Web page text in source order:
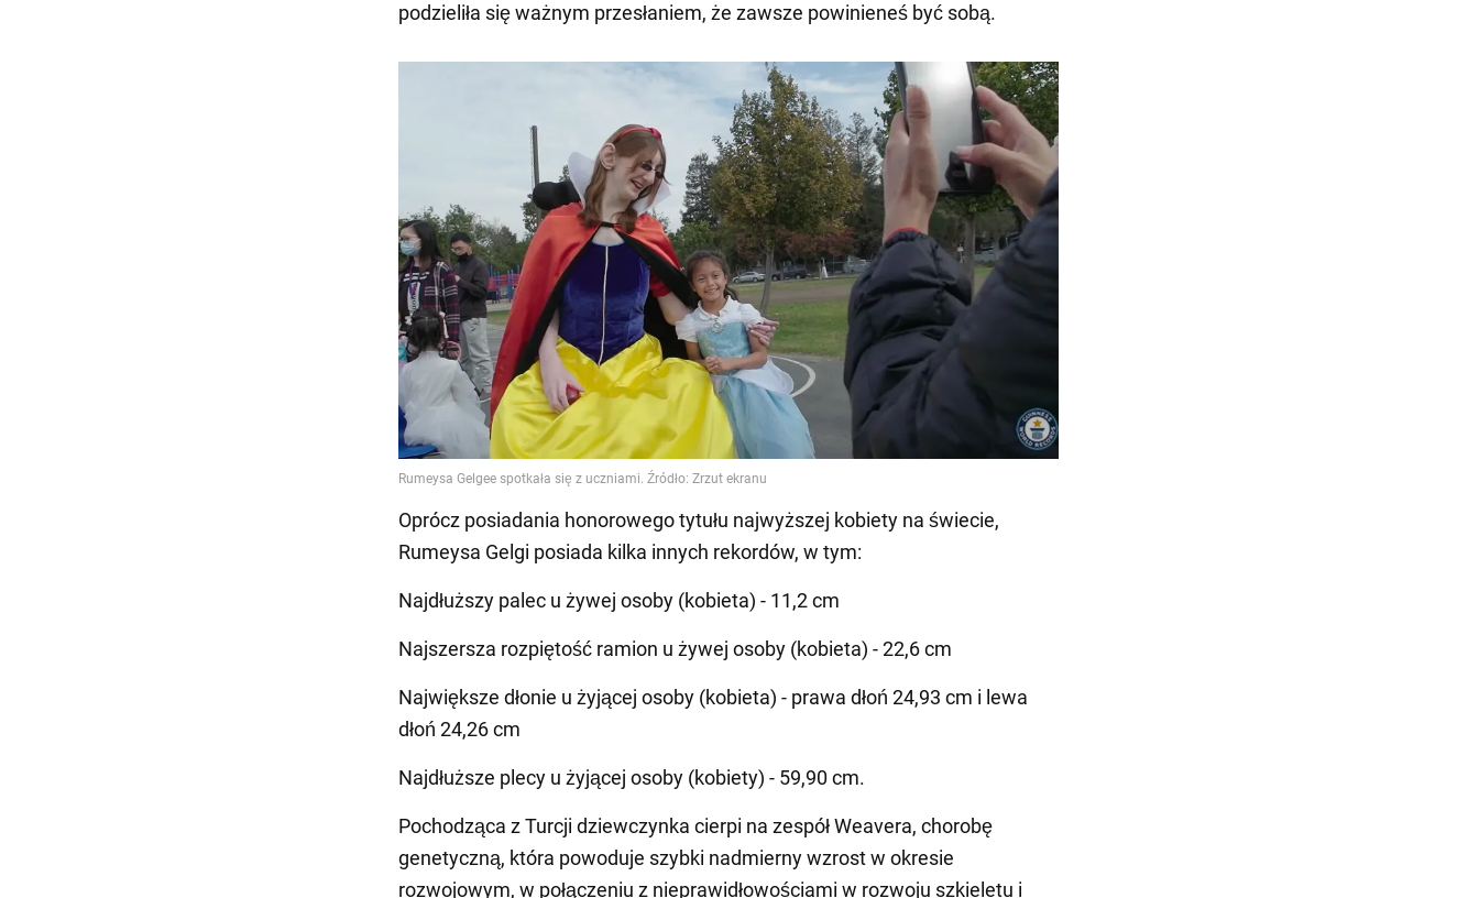
podzieliła się ważnym przesłaniem, że zawsze powinieneś być sobą.
Oprócz posiadania honorowego tytułu najwyższej kobiety na świecie,
Rumeysa Gelgi posiada kilka innych rekordów, w tym:
Najdłuższy palec u żywej osoby (kobieta) - 11,2 cm
Najszersza rozpiętość ramion u żywej osoby (kobieta) - 22,6 cm
Największe dłonie u żyjącej osoby (kobieta) - prawa dłoń 24,93 cm i lewa
dłoń 24,26 cm
Najdłuższe plecy u żyjącej osoby (kobiety) - 59,90 cm.
Pochodząca z Turcji dziewczynka cierpi na zespół Weavera, chorobę
genetyczną, która powoduje szybki nadmierny wzrost w okresie
rozwojowym, w połączeniu z nieprawidłowościami w rozwoju szkieletu i